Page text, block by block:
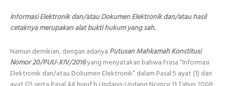
Informasi Elektronik dan/atau Dokumen Elektronik dan/atau hasil
cetaknya merupakan alat bukti hukum yang sah.
Namun demikian, dengan adanya Putusan Mahkamah Konstitusi
Nomor 20/PUU-XIV/2016yang menyatakan bahwa Frasa “Informasi
Elektronik dan/atau Dokumen Elektronik” dalam Pasal 5 ayat (1) dan